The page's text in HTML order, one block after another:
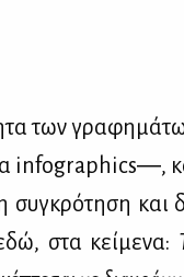
των
infographics―,
συ­γκρό­τη­ση
στα κεί­με­να: